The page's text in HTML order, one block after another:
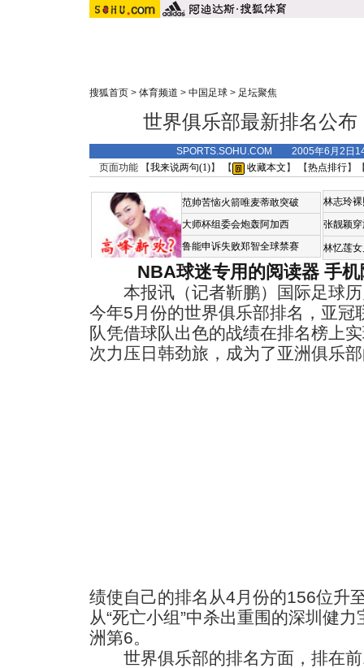
搜狐首页 > 体育频道 > 中国足球 > 足坛聚焦
世界俱乐部最新排名公
SPORTS.SOHU.COM 2005年6月2日
页面功能 【我来说两句(1)】 【 收藏本文 】 【热点排行】
范帅苦恼火箭唯麦蒂敢突破
大师杯组委会炮轰阿加西
鲁能申诉失败郑智全球禁赛
林志玲
张靓颖
林忆莲
NBA球迷专用的阅读器 手
本报讯（记者靳鹏）国际足球历
今年5月份的世界俱乐部排名，亚冠
队凭借球队出色的战绩在排名榜上
次力压日韩劲旅，成为了亚洲俱乐
绩使自己的排名从4月份的156位升
从“死亡小组”中杀出重围的深圳健
洲第6。
世界俱乐部的排名方面，排在前